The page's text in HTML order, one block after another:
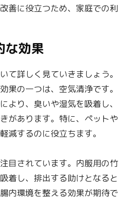
善に役立つため、家庭での利
な効果
て詳しく見ていきましょう。
果の一つは、空気清浄です。
より、臭いや湿気を吸着し、
があります。特に、ペットや
減するのに役立ちます。
目されています。内服用の竹
着し、排出する助けとなると
内環境を整える効果が期待で